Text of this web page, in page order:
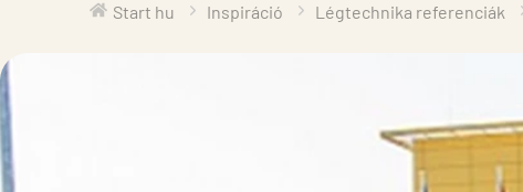
Start hu Inspiráció Légtechnika referenciák